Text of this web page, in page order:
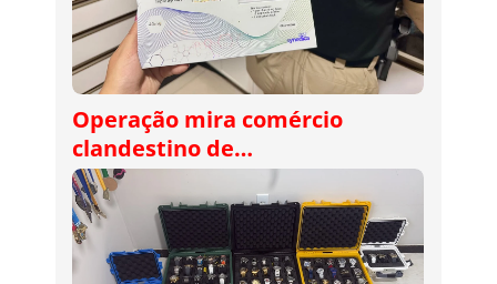
Operação mira comércio
clandestino de…